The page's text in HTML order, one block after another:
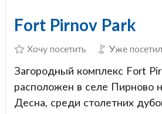
Fort Pirnov Park
Хочу посетить Уже посетил
Загородный комплекс Fort
расположен в селе Пирново
Десна, среди столетних